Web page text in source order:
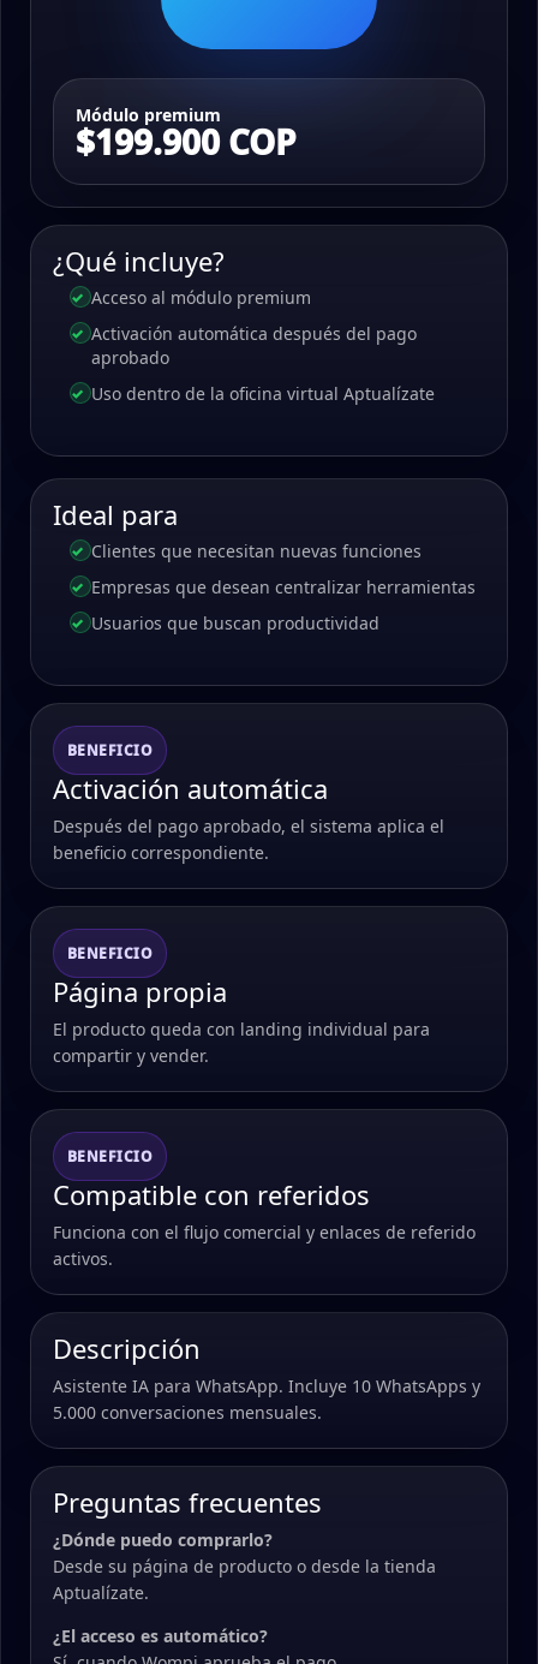
Módulo premium
$199.900 COP
¿Qué incluye?
Acceso al módulo premium
Activación automática después del pago
aprobado
Uso dentro de la oficina virtual Aptualízate
Ideal para
Clientes que necesitan nuevas funciones
Empresas que desean centralizar herramientas
Usuarios que buscan productividad
BENEFICIO
Activación automática
Después del pago aprobado, el sistema aplica el
beneficio correspondiente.
BENEFICIO
Página propia
El producto queda con landing individual para
compartir y vender.
BENEFICIO
Compatible con referidos
Funciona con el flujo comercial y enlaces de referido
activos.
Descripción
Asistente IA para WhatsApp. Incluye 10 WhatsApps y
5.000 conversaciones mensuales.
Preguntas frecuentes
¿Dónde puedo comprarlo?
Desde su página de producto o desde la tienda
Aptualízate.
¿El acceso es automático?